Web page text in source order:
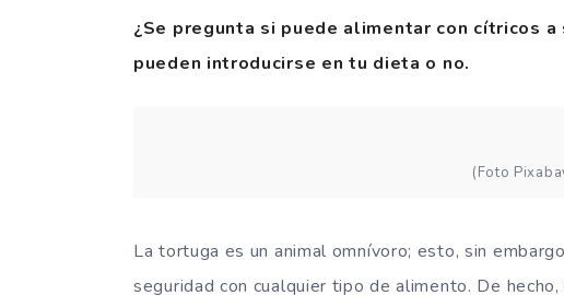
¿Se pregunta si puede alimentar con cítricos
pueden introducirse en tu dieta o no.
(Foto
La tortuga es un animal omnívoro; esto, sin
seguridad con cualquier tipo de alimento. De